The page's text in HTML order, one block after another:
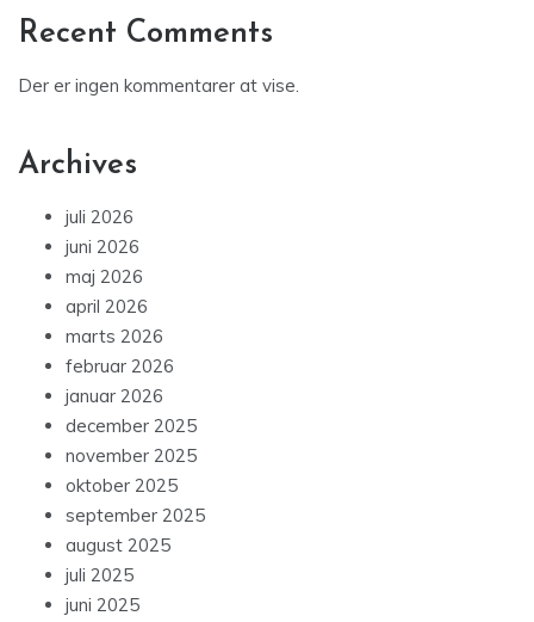
Recent Comments
Der er ingen kommentarer at vise.
Archives
juli 2026
juni 2026
maj 2026
april 2026
marts 2026
februar 2026
januar 2026
december 2025
november 2025
oktober 2025
september 2025
august 2025
juli 2025
juni 2025